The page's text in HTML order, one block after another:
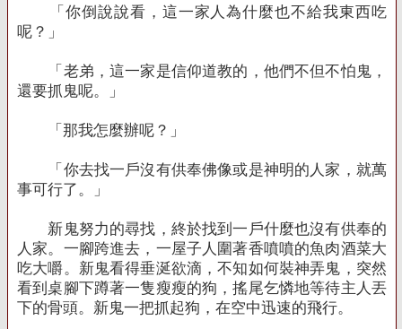
「你倒說說看，這一家人為什麼也不給我東西吃
呢？」
「老弟，這一家是信仰道教的，他們不但不怕鬼，
還要抓鬼呢。」
「那我怎麼辦呢？」
「你去找一戶沒有供奉佛像或是神明的人家，就萬
事可行了。」
新鬼努力的尋找，終於找到一戶什麼也沒有供奉的
人家。一腳跨進去，一屋子人圍著香噴噴的魚肉酒菜大
吃大嚼。新鬼看得垂涎欲滴，不知如何裝神弄鬼，突然
看到桌腳下蹲著一隻瘦瘦的狗，搖尾乞憐地等待主人丟
下的骨頭。新鬼一把抓起狗，在空中迅速的飛行。